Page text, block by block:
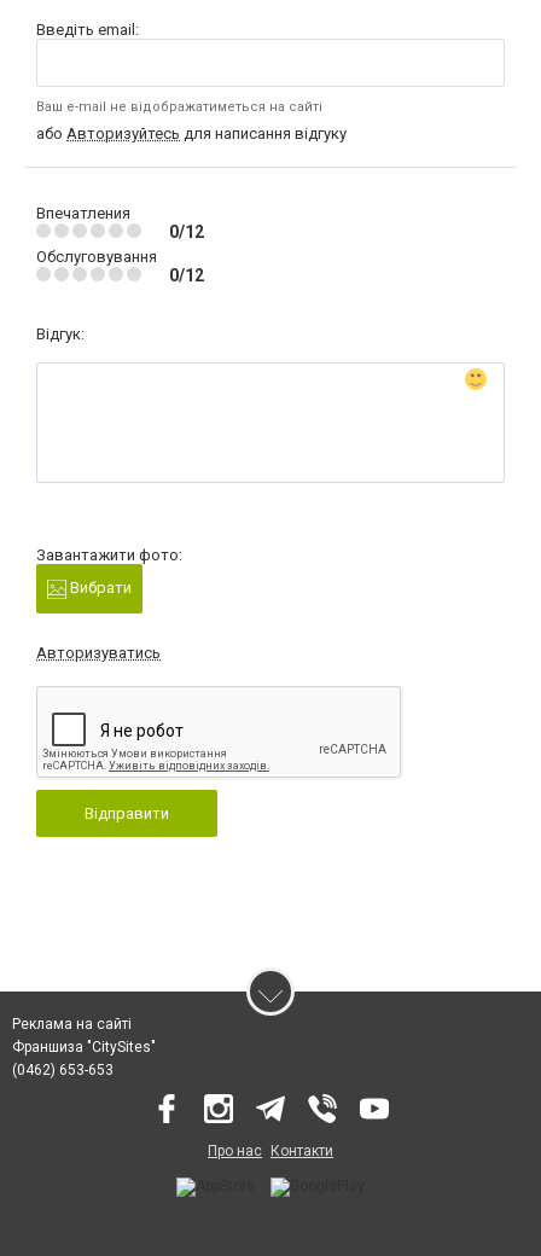
Введіть email:
Ваш e-mail не відображатиметься на сайті
або Авторизуйтесь для написання відгуку
Впечатления
0/12
Обслуговування
0/12
Відгук:
Завантажити фото:
Вибрати
Авторизуватись
Відправити
Реклама на сайті
Франшиза "CitySites"
(0462) 653-653
Про нас Контакти